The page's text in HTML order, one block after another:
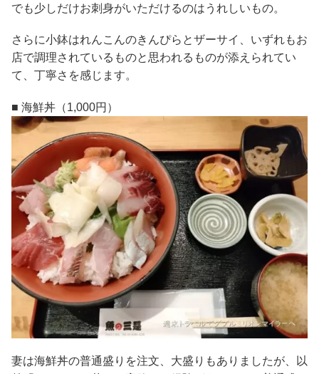
でも少しだけお刺身がいただけるのはうれしいもの。
さらに小鉢はれんこんのきんぴらとザーサイ、いずれもお
店で調理されているものと思われるものが添えられてい
て、丁寧さを感じます。
■ 海鮮丼（1,000円）
妻は海鮮丼の普通盛りを注文、大盛りもありましたが、以